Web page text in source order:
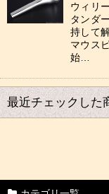
ウィリ
タンダ
持して
マウス
始…
最近チェックした